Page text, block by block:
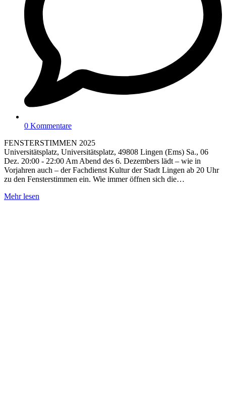
0 Kommentare
FENSTERSTIMMEN 2025
Universitätsplatz, Universitätsplatz, 49808 Lingen (Ems) Sa., 06
Dez. 20:00 - 22:00 Am Abend des 6. Dezembers lädt – wie in
Vorjahren auch – der Fachdienst Kultur der Stadt Lingen ab 20 Uhr
zu den Fensterstimmen ein. Wie immer öffnen sich die…
Mehr lesen